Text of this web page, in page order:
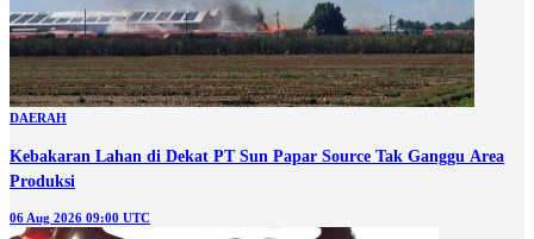
DAERAH
Kebakaran Lahan di Dekat PT Sun Papar Source Tak Ganggu Area
Produksi
06 Aug 2026 09:00 UTC